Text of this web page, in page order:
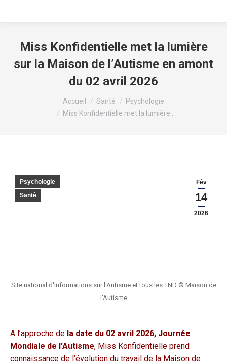
Miss Konfidentielle met la lumière
sur la Maison de l’Autisme en amont
du 02 avril 2026
Accueil Santé
Psychologie
Miss Konfidentielle met la lumière…
Fév
14
2026
Psychologie
Santé
Site national d'informations sur l'Autisme et tous les TND © Maison de
l'Autisme
A l’approche de la date du 02 avril 2026, Journée
Mondiale de l’Autisme, Miss Konfidentielle prend
connaissance de l’évolution du travail de la Maison de